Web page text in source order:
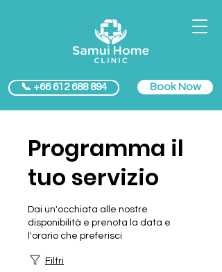
📞 +66 612 688 894 Book Now
Programma il
tuo servizio
Dai un'occhiata alle nostre
disponibilità e prenota la data e
l'orario che preferisci
Filtri